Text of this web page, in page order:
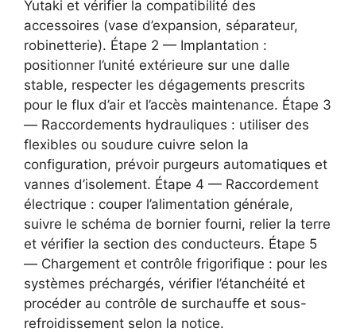
Yutaki et vérifier la compatibilité des
accessoires (vase d’expansion, séparateur,
robinetterie). Étape 2 — Implantation :
positionner l’unité extérieure sur une dalle
stable, respecter les dégagements prescrits
pour le flux d’air et l’accès maintenance. Étape 3
— Raccordements hydrauliques : utiliser des
flexibles ou soudure cuivre selon la
configuration, prévoir purgeurs automatiques et
vannes d’isolement. Étape 4 — Raccordement
électrique : couper l’alimentation générale,
suivre le schéma de bornier fourni, relier la terre
et vérifier la section des conducteurs. Étape 5
— Chargement et contrôle frigorifique : pour les
systèmes préchargés, vérifier l’étanchéité et
procéder au contrôle de surchauffe et sous-
refroidissement selon la notice.